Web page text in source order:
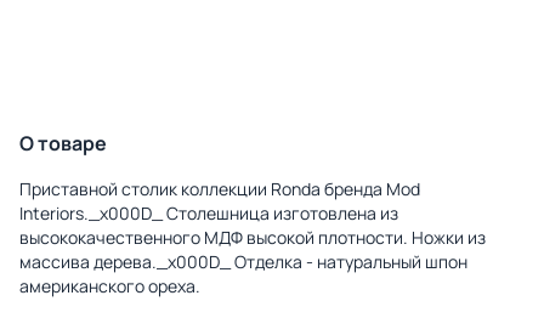
О товаре
Приставной столик коллекции Ronda бренда Mod
Interiors._x000D_ Столешница изготовлена из
высококачественного МДФ высокой плотности. Ножки из
массива дерева._x000D_ Отделка - натуральный шпон
американского ореха.